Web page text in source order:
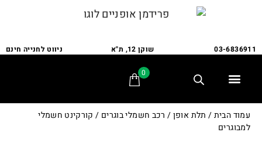
03-6836911 שוקן 12, ת"א ניווט לחנייה חינם
0
עמוד הבית/ תלת אופן/ רכב חשמלי בוגרים / קורקינט חשמלי
למבוגרים